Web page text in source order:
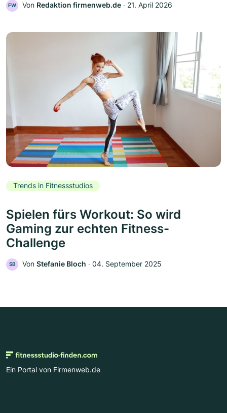
FW Von Redaktion firmenweb.de ‧ 21. April 2026
Trends in Fitnessstudios
Spielen fürs Workout: So wird
Gaming zur echten Fitness-
Challenge
SB Von Stefanie Bloch ‧ 04. September 2025
Ein Portal von Firmenweb.de